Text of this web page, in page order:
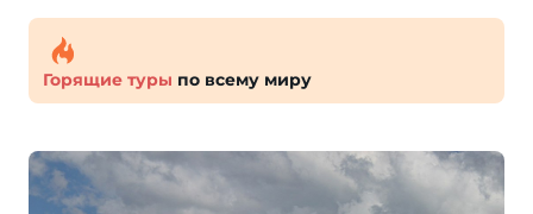
Горящие туры по всему миру